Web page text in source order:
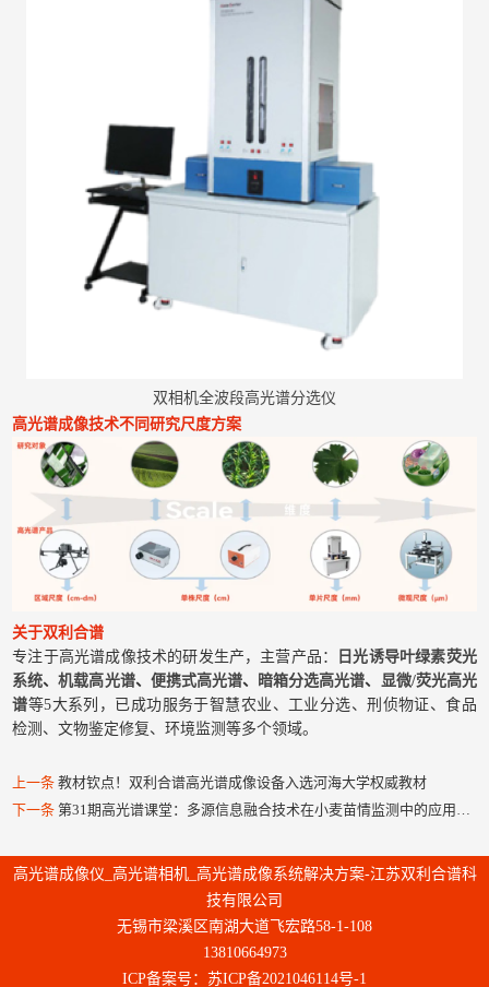
双相机全波段高光谱分选仪
高光谱成像技术不同研究尺度方案
关于双利合谱
专注于高光谱成像技术的研发生产，主营产品：
日光诱导叶绿素荧光
系统、机载高光谱、 便携式高光谱、 暗箱分选高光谱、 显微/荧光高光
谱等5大系列，已成功服务于智慧农业、工业分选、刑侦物证、食品
检测、文物鉴定修复、环境监测等多个领域。
上一条 教材钦点！双利合谱高光谱成像设备入选河海大学权威教材
下一条 第31期高光谱课堂：多源信息融合技术在小麦苗情监测中的应用研究
高光谱成像仪_高光谱相机_高光谱成像系统解决方案-江苏双利合谱科
技有限公司
无锡市梁溪区南湖大道飞宏路58-1-108
13810664973
ICP备案号： 苏ICP备2021046114号-1